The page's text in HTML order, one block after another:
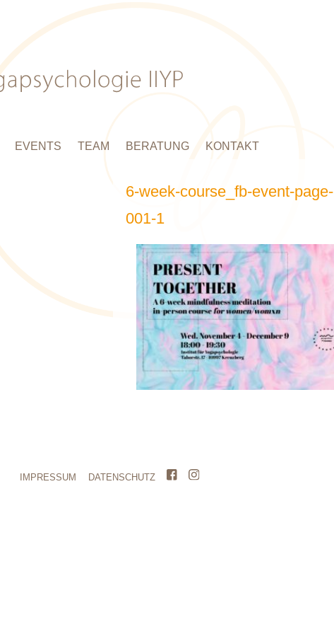
EVENTS TEAM BERATUNG KONTAKT
6-week-course_fb-event-page-
001-1
IMPRESSUM DATENSCHUTZ